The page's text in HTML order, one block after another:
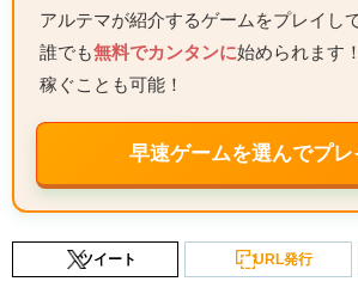
アルテマが紹介するゲームをプレイし
誰でも無料でカンタンに始められます
稼ぐことも可能！
早速ゲームを選んでプレ
ツイート URL発行